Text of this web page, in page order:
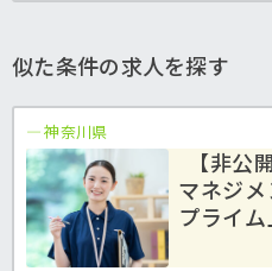
似た条件の求人を探す
神奈川県
【非公
マネジ
プライ